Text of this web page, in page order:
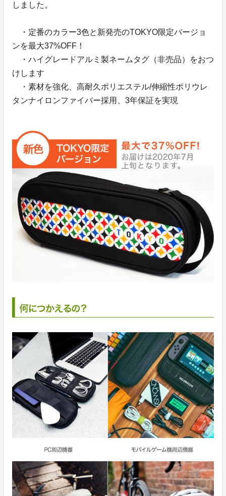
しました。
・定番のカラー3色と新発売のTOKYO限定バージョ
ンを最大37%OFF！
・ハイグレードアルミ製ネームタグ（非売品）をおつ
けします
・素材を強化、高耐久ポリエステル/伸縮性ポリウレ
タンナイロンファイバー採用、3年保証を実現